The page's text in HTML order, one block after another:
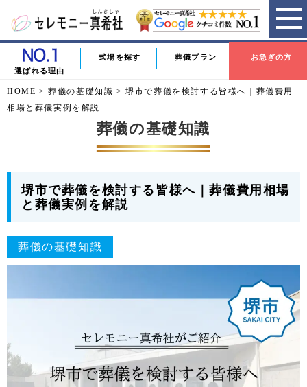
選ばれる理由
式場を探す 葬儀プラン お急ぎの方
HOME >葬儀の基礎知識 >堺市で葬儀を検討する皆様へ｜葬儀費用
相場と葬儀実例を解説
葬儀の基礎知識
堺市で葬儀を検討する皆様へ｜葬儀費用相場
と葬儀実例を解説
葬儀の基礎知識